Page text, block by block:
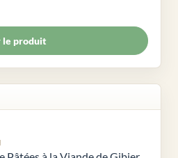
le produit